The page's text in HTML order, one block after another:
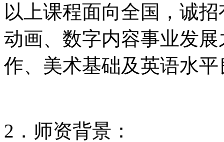
以上课程面向全国，诚
动画、数字内容事业发
作、美术基础及英语水
2．师资背景：